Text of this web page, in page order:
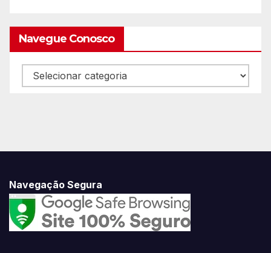
Navegue Conosco
Navegue
Conosco
Navegação Segura